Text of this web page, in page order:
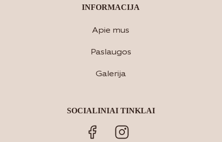
INFORMACIJA
Apie mus
Paslaugos
Galerija
SOCIALINIAI TINKLAI